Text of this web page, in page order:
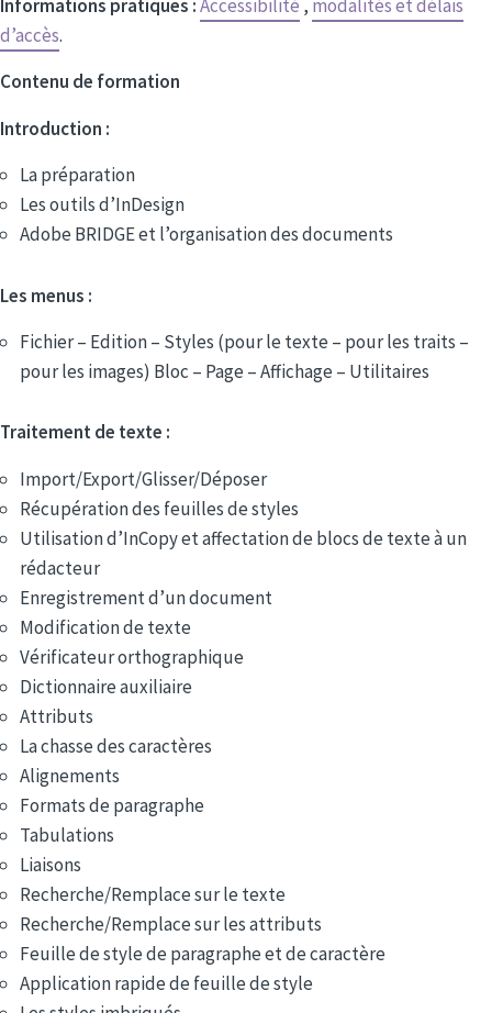
Informations pratiques :Accessibilité , modalités et délais
d’accès.
Contenu de formation
Introduction :
La préparation
Les outils d’InDesign
Adobe BRIDGE et l’organisation des documents
Les menus :
Fichier – Edition – Styles (pour le texte – pour les traits –
pour les images) Bloc – Page – Affichage – Utilitaires
Traitement de texte :
Import/Export/Glisser/Déposer
Récupération des feuilles de styles
Utilisation d’InCopy et affectation de blocs de texte à un
rédacteur
Enregistrement d’un document
Modification de texte
Vérificateur orthographique
Dictionnaire auxiliaire
Attributs
La chasse des caractères
Alignements
Formats de paragraphe
Tabulations
Liaisons
Recherche/Remplace sur le texte
Recherche/Remplace sur les attributs
Feuille de style de paragraphe et de caractère
Application rapide de feuille de style